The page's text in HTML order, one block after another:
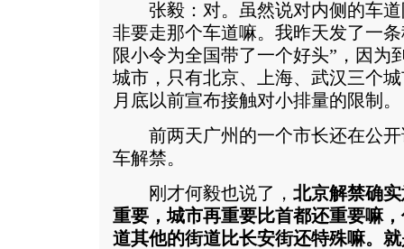
张毅：对。虽然说对内侧的车道
非要走那个车道嘛。我昨天发了一
限小令为全国带了一个好头”，因为
城市，只有北京、上海、武汉三个
月底以前宣布接触对小排量的限制。
前两天广州的一个市长还在公开
车解禁。
刚才何毅也说了， 北京解禁确
重要，城市再重要比首都还重要嘛
道其他的街道比长安街还特殊嘛。